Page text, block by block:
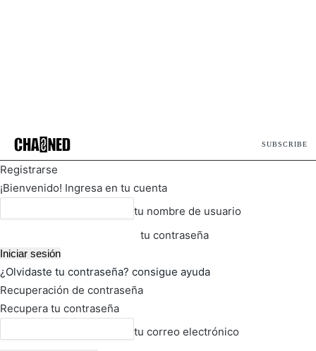
SUBSCRIBE
Registrarse
¡Bienvenido! Ingresa en tu cuenta
tu nombre de usuario
tu contraseña
¿Olvidaste tu contraseña? consigue ayuda
Recuperación de contraseña
Recupera tu contraseña
tu correo electrónico